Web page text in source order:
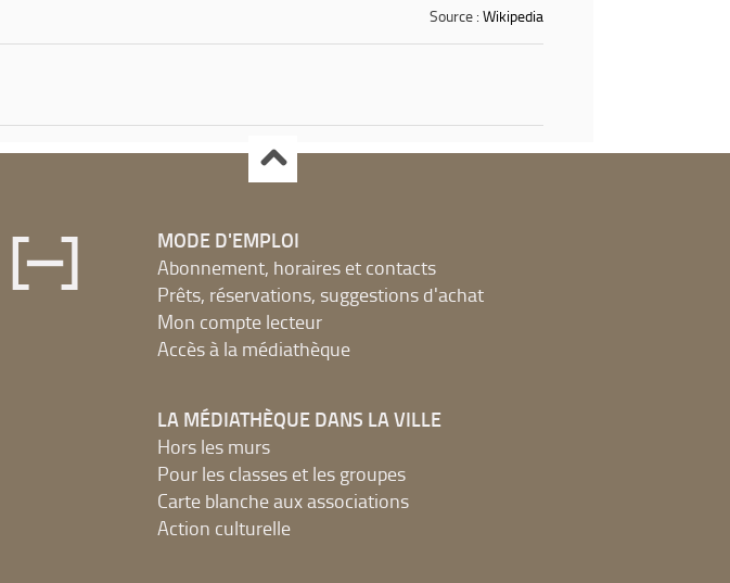
Source : Wikipedia
MODE D'EMPLOI
Abonnement, horaires et contacts
Prêts, réservations, suggestions d'achat
Mon compte lecteur
Accès à la médiathèque
LA MÉDIATHÈQUE DANS LA VILLE
Hors les murs
Pour les classes et les groupes
Carte blanche aux associations
Action culturelle